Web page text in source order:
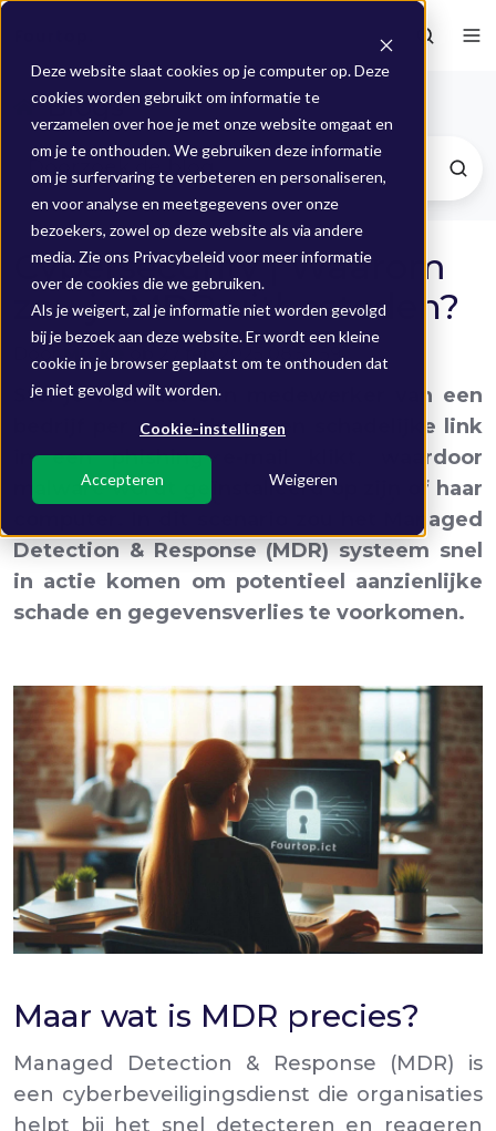
Deze website slaat cookies op je computer op. Deze
cookies worden gebruikt om informatie te
verzamelen over hoe je met onze website omgaat en
om je te onthouden. We gebruiken deze informatie
om je surfervaring te verbeteren en personaliseren,
en voor analyse en meetgegevens over onze
bezoekers, zowel op deze website als via andere
media. Zie ons Privacybeleid voor meer informatie
over de cookies die we gebruiken.
Als je weigert, zal je informatie niet worden gevolgd
bij je bezoek aan deze website. Er wordt een kleine
cookie in je browser geplaatst om te onthouden dat
je niet gevolgd wilt worden.
Cookie-instellingen
Accepteren Weigeren
Blogs
Cybersecurity | Waarom
zou je MDR uitbesteden?
Door Mieke op 27 feb 2025 08:52:59
Stel je voor dat een medewerker van een
bedrijf per ongeluk op een schadelijke link
in een phishing e-mail klikt, waardoor
malware wordt geïnstalleerd op zijn of haar
computer. In dit scenario zou het Managed
Detection & Response (MDR) systeem snel
in actie komen om potentieel aanzienlijke
schade en gegevensverlies te voorkomen.
Maar wat is MDR precies?
Managed Detection & Response (MDR) is
een cyberbeveiligingsdienst die organisaties
helpt bij het snel detecteren en reageren